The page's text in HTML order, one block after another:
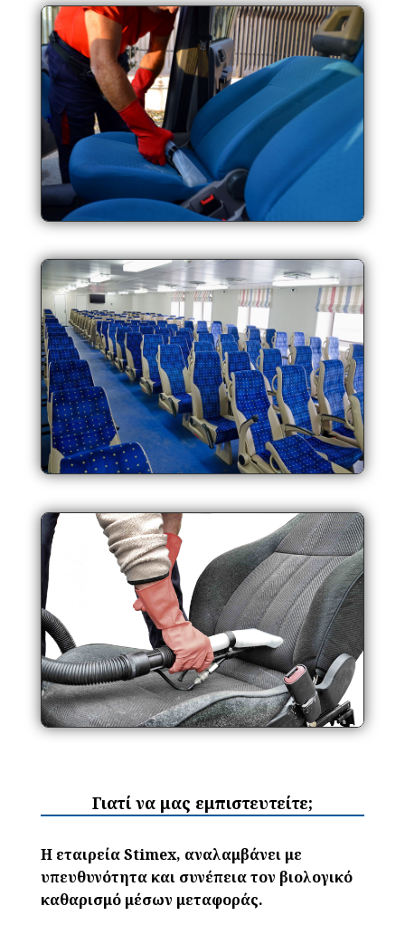
Γιατί να μας εμπιστευτείτε;
Η εταιρεία Stimex, αναλαμβάνει με
υπευθυνότητα και συνέπεια τον βιολογικό
καθαρισμό μέσων μεταφοράς.